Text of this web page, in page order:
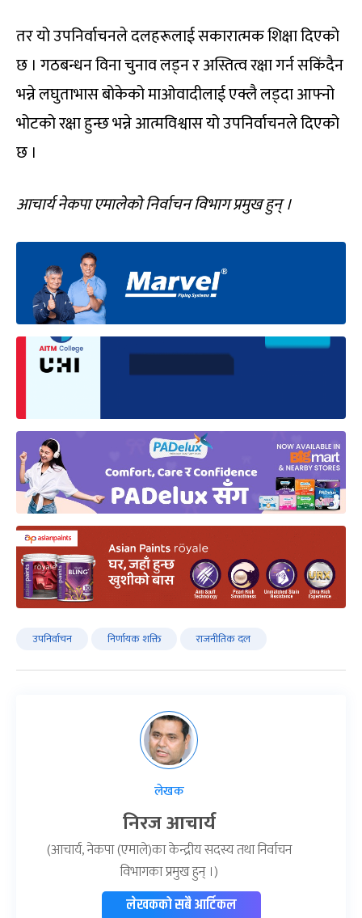
तर यो उपनिर्वाचनले दलहरूलाई सकारात्मक शिक्षा दिएको
छ । गठबन्धन विना चुनाव लड्न र अस्तित्व रक्षा गर्न सकिंदैन
भन्ने लघुताभास बोकेको माओवादीलाई एक्लै लड्दा आफ्नो
भोटको रक्षा हुन्छ भन्ने आत्मविश्वास यो उपनिर्वाचनले दिएको
छ ।
आचार्य नेकपा एमालेको निर्वाचन विभाग प्रमुख हुन् ।
उपनिर्वाचन निर्णायक शक्ति राजनीतिक दल
लेखक
निरज आचार्य
(आचार्य, नेकपा (एमाले)का केन्द्रीय सदस्य तथा निर्वाचन
विभागका प्रमुख हुन् ।)
लेखकको सबै आर्टिकल